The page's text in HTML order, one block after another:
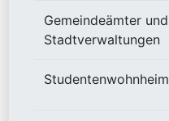
Gemeindeämter und
Stadtverwaltungen